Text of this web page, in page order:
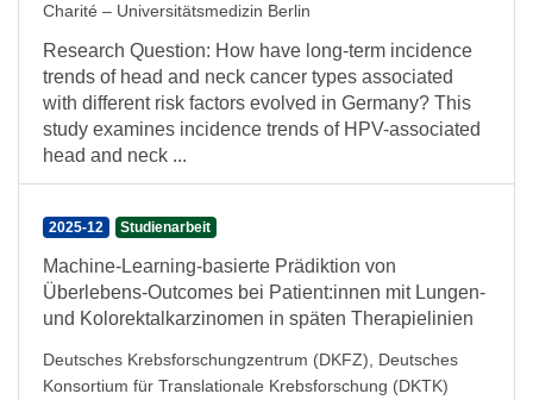
Charité – Universitätsmedizin Berlin
Research Question: How have long-term incidence
trends of head and neck cancer types associated
with different risk factors evolved in Germany? This
study examines incidence trends of HPV-associated
head and neck ...
2025-12 Studienarbeit
Machine-Learning-basierte Prädiktion von
Überlebens-Outcomes bei Patient:innen mit Lungen-
und Kolorektalkarzinomen in späten Therapielinien
Deutsches Krebsforschungzentrum (DKFZ), Deutsches
Konsortium für Translationale Krebsforschung (DKTK)